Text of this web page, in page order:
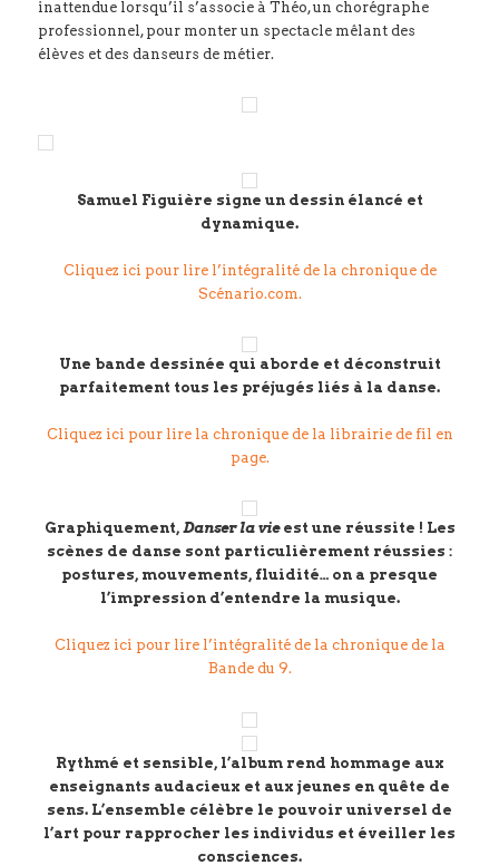
inattendue lorsqu’il s’associe à Théo, un chorégraphe
professionnel, pour monter un spectacle mêlant des
élèves et des danseurs de métier.
Samuel Figuière signe un dessin élancé et
dynamique.
Cliquez ici pour lire l’intégralité de la chronique de
Scénario.com.
Une bande dessinée qui aborde et déconstruit
parfaitement tous les préjugés liés à la danse.
Cliquez ici pour lire la chronique de la librairie de fil en
page.
Graphiquement, Danser la vieest une réussite ! Les
scènes de danse sont particulièrement réussies :
postures, mouvements, fluidité… on a presque
l’impression d’entendre la musique.
Cliquez ici pour lire l’intégralité de la chronique de la
Bande du 9.
Rythmé et sensible, l’album rend hommage aux
enseignants audacieux et aux jeunes en quête de
sens. L’ensemble célèbre le pouvoir universel de
l’art pour rapprocher les individus et éveiller les
consciences.